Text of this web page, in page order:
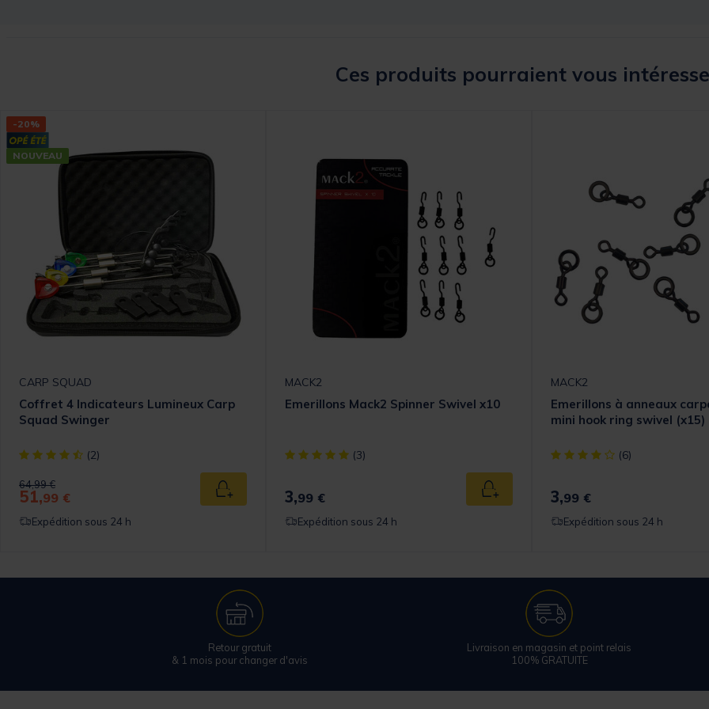
Ces produits pourraient vous
-20%
NOUVEAU
CARP SQUAD
Coffret 4 Indicateurs Lumineux Carp
Squad Swinger
[object Object] out of 5 Customer Rating
(2)
Price reduced from
64,99 €to
51,99 € Ajouter au panier
Expédition sous 24 h
MACK2
Emerillons Mack2 Spinner Swivel x10
[object Object] out of 5 Customer Rating
(3)
3,99 € Ajouter au panier
Expédition sous 24 h
MACK2
Emerillons à anneaux
mini hook ring swivel (x15)
[object Object] out of 5
(6)
3,99 €
Expédition sous 24 h
Retour gratuit
& 1 mois pour changer d'avis
Livraison en magasin et point relais
100% GRATUITE